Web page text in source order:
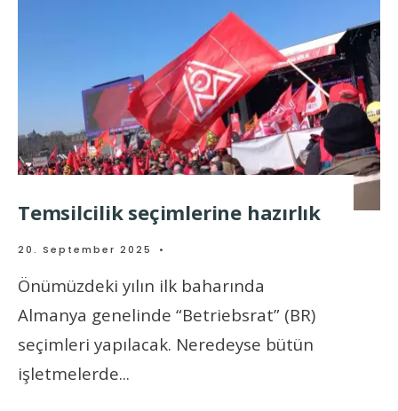
Temsilcilik seçimlerine hazırlık
20. September 2025 •
Önümüzdeki yılın ilk baharında
Almanya genelinde “Betriebsrat” (BR)
seçimleri yapılacak. Neredeyse bütün
işletmelerde...